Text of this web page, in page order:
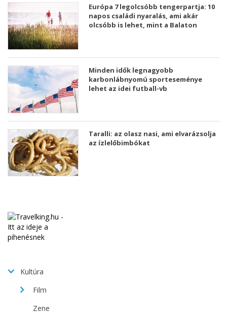
Európa 7 legolcsóbb tengerpartja: 10
napos családi nyaralás, ami akár
olcsóbb is lehet, mint a Balaton
Minden idők legnagyobb
karbonlábnyomú sporteseménye
lehet az idei futball-vb
Taralli: az olasz nasi, ami elvarázsolja
az ízlelőbimbókat
Kultúra
Film
Zene